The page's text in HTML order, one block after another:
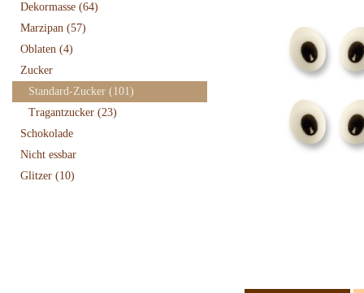
Dekormasse (64)
Marzipan (57)
Oblaten (4)
Zucker
Standard-Zucker (101)
Tragantzucker (23)
Schokolade
Nicht essbar
Glitzer (10)